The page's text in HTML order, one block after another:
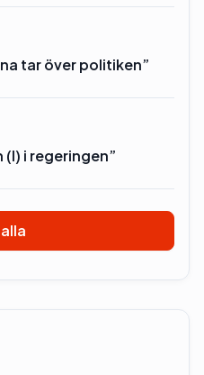
tar över politiken”
i regeringen”